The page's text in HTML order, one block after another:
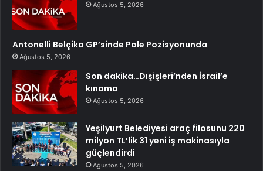
Ağustos 5, 2026
Antonelli Belçika GP’sinde Pole Pozisyonunda
Ağustos 5, 2026
Son dakika…Dışişleri’nden İsrail’e
kınama
Ağustos 5, 2026
Yeşilyurt Belediyesi araç filosunu 220
milyon TL’lik 31 yeni iş makinasıyla
güçlendirdi
Ağustos 5, 2026